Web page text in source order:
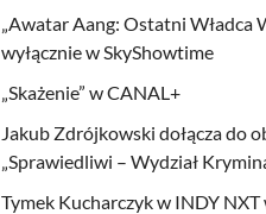
„Awatar Aang: Ostatni Władca
wyłącznie w SkyShowtime
„Skażenie” w CANAL+
Jakub Zdrójkowski dołącza do
„Sprawiedliwi – Wydział
Tymek Kucharczyk w INDY